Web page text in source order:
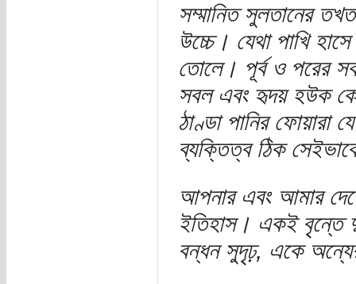
সম্মানিত সুলতানের
উচ্চে। যেথা পাখি
তোলে। পূর্ব ও পরের
সবল এবং হৃদয় হউক
ঠাণ্ডা পানির ফোয়ারা
ব্যক্তিত্ব ঠিক
আপনার এবং আমার
ইতিহাস। একই বৃন্তে
বন্ধন সুদৃঢ়, একে